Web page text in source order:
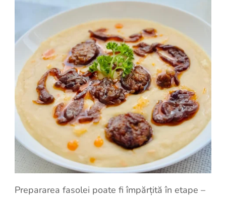
Prepararea fasolei poate fi împărțită în etape –